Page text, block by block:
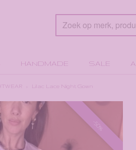
HANDMADE SALE
Lilac Lace Night Gown
-50%